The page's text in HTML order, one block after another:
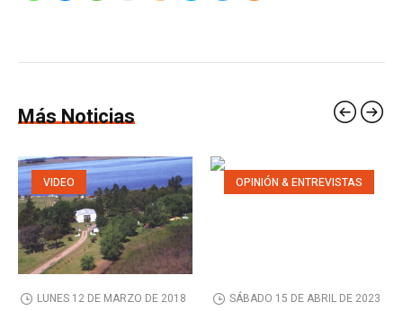
Más Noticias
VIDEO
LUNES 12 DE MARZO DE 2018
OPINIÓN & ENTREVISTAS
SÁBADO 15 DE ABRIL DE 2023